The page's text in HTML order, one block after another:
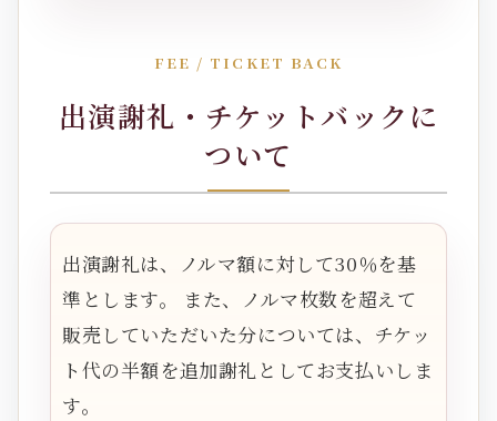
FEE / TICKET BACK
出演謝礼・チケットバックに
ついて
出演謝礼は、ノルマ額に対して30％を基
準とします。 また、ノルマ枚数を超えて
販売していただいた分については、チケッ
ト代の半額を追加謝礼としてお支払いしま
す。